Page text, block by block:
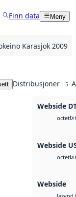
Finn data Meny
Karasjok 2009
Distribusjoner 5
Webside
octet
Webside
octet
Webside